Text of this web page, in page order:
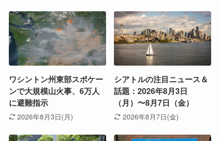
ワシントン州東部スポケー
ンで大規模山火事、6万人
に避難指示
2026年8月3日(月)
シアトルの注目ニュース＆
話題：2026年8月3日
（月）〜8月7日（金）
2026年8月7日(金)